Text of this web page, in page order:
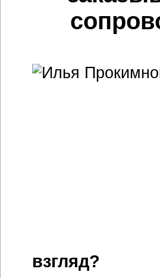
взгляд?